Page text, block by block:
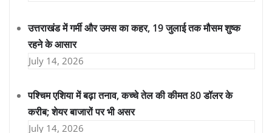
उत्तराखंड में गर्मी और उमस का कहर, 19 जुलाई तक मौसम शुष्क
रहने के आसार
July 14, 2026
पश्चिम एशिया में बढ़ा तनाव, कच्चे तेल की कीमत 80 डॉलर के
करीब; शेयर बाजारों पर भी असर
July 14, 2026